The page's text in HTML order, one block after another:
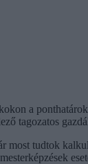
a
tagozatos
most tudtok